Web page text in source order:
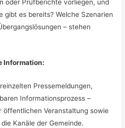
oder Prüfberichte vorliegen, und
gibt es bereits? Welche Szenarien
– stehen
Information:
Pressemeldungen,
Informationsprozess –
öffentlichen Veranstaltung sowie
Kanäle der Gemeinde.